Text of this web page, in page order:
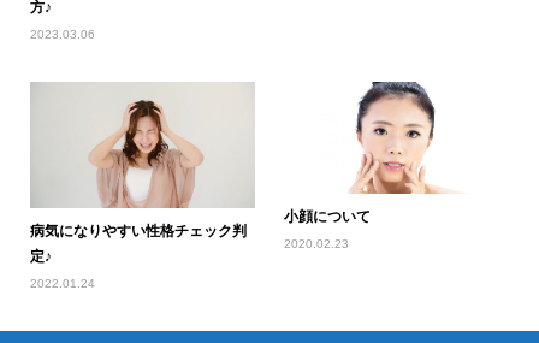
方♪
2023.03.06
病気になりやすい性格チェック判
定♪
2022.01.24
小顔について
2020.02.23